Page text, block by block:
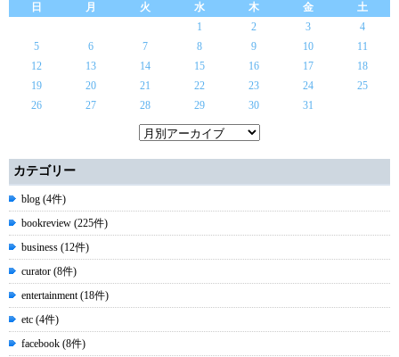
日
月 火 水 木 金
土
1
2 3
4
5
6 7 8 9 10
11
12
13 14 15 16 17
18
19
20 21 22 23 24
25
26
27 28 29 30 31
カテゴリー
blog (4件)
bookreview (225件)
business (12件)
curator (8件)
entertainment (18件)
etc (4件)
facebook (8件)